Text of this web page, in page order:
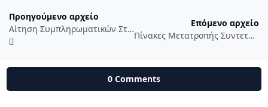
Προηγούμενο αρχείο
Αίτηση Συμπληρωματικών Στοιχείων Δήλωσης Κτηματολόγιο
Επόμενο αρχείο
Πίνακες Μετατροπής Συντεταγμένων
0 Comments